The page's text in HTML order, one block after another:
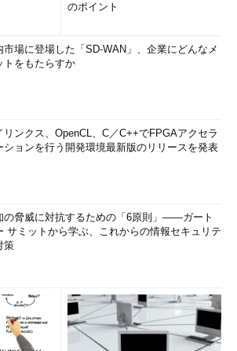
のポイント
市場に登場した「SD-WAN」、企業にどんなメ
トをもたらすか
リンクス、OpenCL、C／C++でFPGAアクセラ
ションを行う開発環境最新版のリリースを発表
の脅威に対抗するための「6原則」――ガート
サミットから学ぶ、これからの情報セキュリテ
策